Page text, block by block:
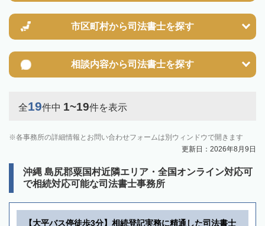
市区町村から司法書士を探す
相談内容から司法書士を探す
全19件中 1~19件を表示
各事務所の詳細情報とお問い合わせフォームは別ウィンドウで開きます
更新日：2026年8月9日
沖縄 島尻郡粟国村近隣エリア・全国オンライン対応可
で相続対応可能な司法書士事務所
【大平バス停徒歩3分】相続登記実務に精通した司法書士